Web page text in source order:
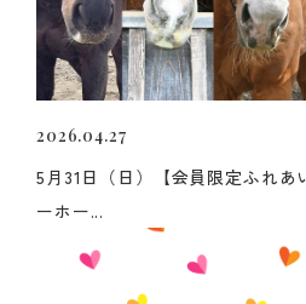
2026.04.27
5月31日（日）【会員限定ふれあ
ーホー...